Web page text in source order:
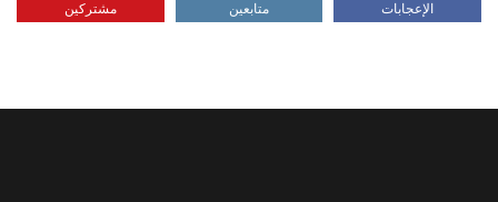
الإعجابات متابعين مشتركين